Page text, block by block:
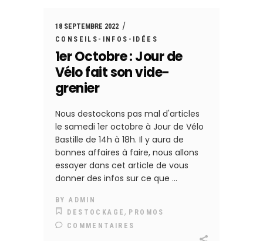
18 SEPTEMBRE 2022
CONSEILS-INFOS-IDÉES
1er Octobre : Jour de
Vélo fait son vide-
grenier
Nous destockons pas mal d'articles
le samedi 1er octobre à Jour de Vélo
Bastille de 14h à 18h. Il y aura de
bonnes affaires à faire, nous allons
essayer dans cet article de vous
donner des infos sur ce que
BYADMIN
DESTOCKAGE, PROMOS
COMMENTAIRES